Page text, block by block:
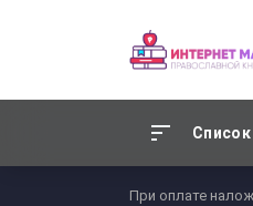
Список
При оплате